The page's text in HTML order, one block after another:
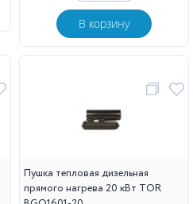
В корзину
Пушка тепловая дизельная
прямого нагрева 20 кВт TOR